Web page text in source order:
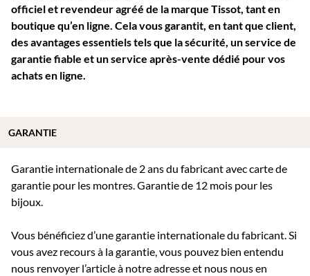
officiel et revendeur agréé de la marque Tissot, tant en
boutique qu’en ligne. Cela vous garantit, en tant que client,
des avantages essentiels tels que la sécurité, un service de
garantie fiable et un service après-vente dédié pour vos
achats en ligne.
Garantie internationale de 2 ans du fabricant avec carte de
garantie pour les montres. Garantie de 12 mois pour les
bijoux.
Vous bénéficiez d’une garantie internationale du fabricant. Si
vous avez recours à la garantie, vous pouvez bien entendu
nous renvoyer l’article à notre adresse et nous nous en
GARANTIE